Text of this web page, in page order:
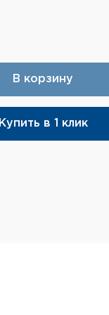
В корзину
Купить в 1 клик